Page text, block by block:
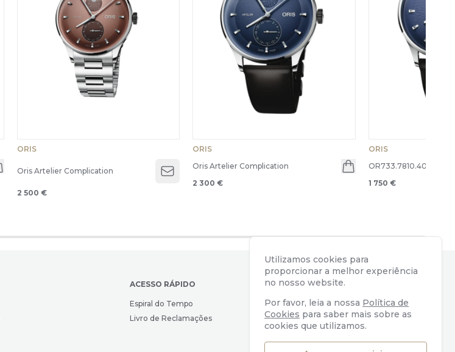
ORIS
Oris Artelier Complication
Open menu
2 500 €
ORIS
Oris Artelier Complication
2 300 €
ORIS
OR733.7810.4055-
1 750 €
ACESSO RÁPIDO
Espiral do Tempo
Livro de Reclamações
CONTACTOS
Av. Almirante Reis, 39
1169-039 Lisboa, Portugal
Utilizamos cookies para
proporcionar a melhor experiência
no nosso website.
Por favor, leia a nossa Política de
Cookies para saber mais sobre as
cookies que utilizamos.